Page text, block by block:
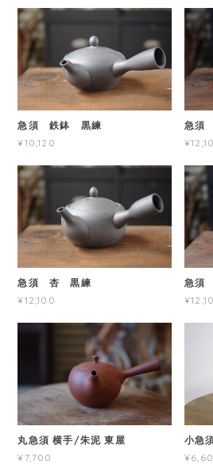
急須 鉄鉢 黒練
¥10,120
急須
急須 杏 黒練
¥12,100
急須
丸急須 横手/朱泥 東屋
¥7,700
小急